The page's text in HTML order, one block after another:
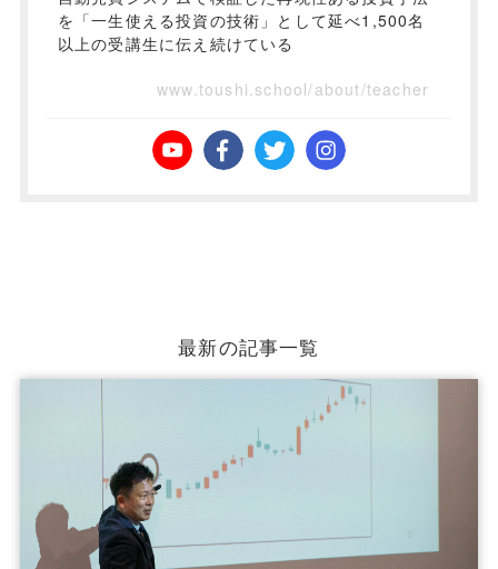
を「一生使える投資の技術」として延べ1,500名
以上の受講生に伝え続けている
www.toushi.school/about/teacher
最新の記事一覧